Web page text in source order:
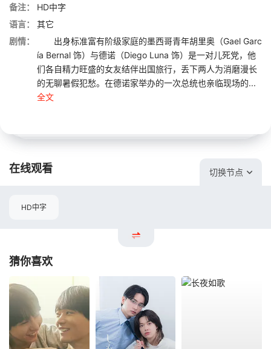
备注：
HD中字
语言：
其它
剧情：
出身标准富有阶级家庭的墨西哥青年胡里奥（Gael Garc
ía Bernal 饰）与德诺（Diego Luna 饰）是一对儿死党，他
们各自精力旺盛的女友结伴出国旅行，丢下两人为消磨漫长
的无聊暑假犯愁。在德诺家举办的一次总统也亲临现场的...
全文
在线观看 切换节点
HD中字
猜你喜欢